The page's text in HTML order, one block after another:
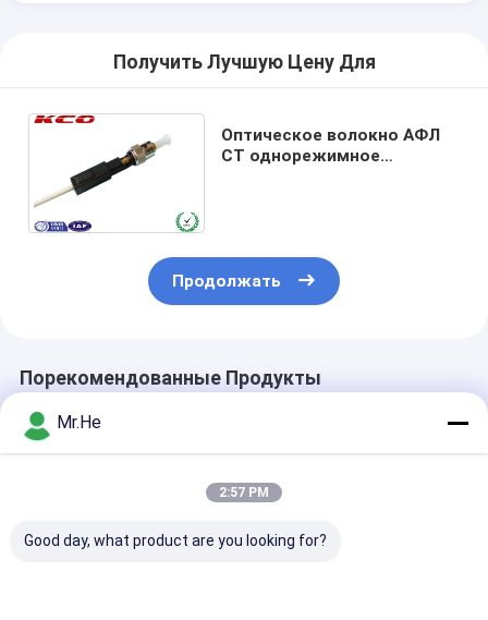
Получить Лучшую Цену Для
Оптическое волокно АФЛ
СТ однорежимное
Продолжать
Порекомендованные Продукты
Mr.He
2:57 PM
Good day, what product are you looking for?